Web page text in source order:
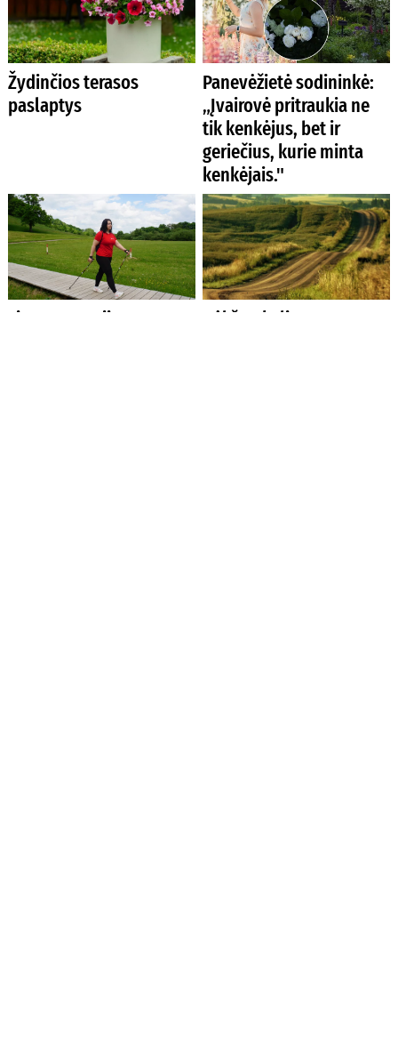
Žydinčios terasos
paslaptys
Panevėžietė sodininkė:
„Įvairovė pritraukia ne
tik kenkėjus, bet ir
geriečius, kurie minta
kenkėjais."
Ligų prevencija –
Dėl žvyrkelių